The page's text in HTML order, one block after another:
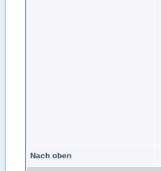
Nach oben